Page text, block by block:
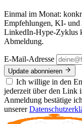
Einmal im Monat:
Empfehlungen, KI- und
LinkedIn-Hype-Zyklus
Abmeldung.
E-Mail-Adresse
Update abonnieren
Ich willige in den
jederzeit über den Link
Anmeldung bestätige
unserer